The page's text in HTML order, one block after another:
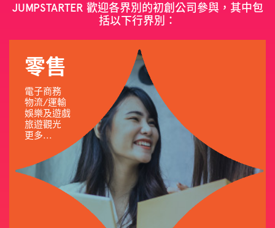
JUMPSTARTER 歡迎各界別的初創公司參與，其中包
括以下行界別：
零售
電子商務
物流/運輸
娛樂及遊戲
旅遊觀光
更多...